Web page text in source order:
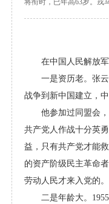
将衔时，已年高63岁。戎
在中国人民解放军
一是资历老。张云
战争到新中国建立，
他参加过同盟会，
共产党人作战十分英
益，只有共产党才能
的资产阶级民主革命
劳动人民才来入党的
二是年龄大。1955